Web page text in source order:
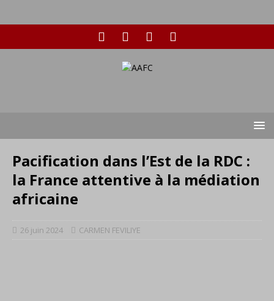
Pacification dans l’Est de la RDC :
la France attentive à la médiation
africaine
26 juin 2024 CARMEN FEVILIYE